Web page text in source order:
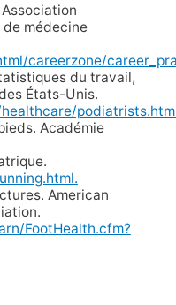
médecine
careerzone/
du travail,
États-Unis.
Académie
American
FootHealth.cfm?